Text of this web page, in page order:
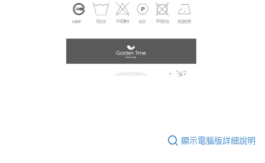
顯示電腦版詳細說明